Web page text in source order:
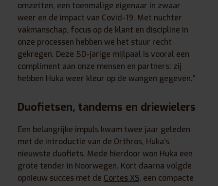
omzetten, een toenmalige eigenaar in zwaar
weer en de impact van Covid-19. Met nuchter
vakmanschap, focus op de klant en discipline in
onze processen hebben we het stuur recht
gekregen. Deze 50-jarige mijlpaal is vooral een
compliment aan onze mensen en partners: zij
hebben Huka weer kleur op de wangen gegeven.”
Duofietsen, tandems en driewielers
Een belangrijke impuls kwam twee jaar geleden
met de introductie van de Orthros, Huka’s
nieuwste duofiets. Mede hierdoor won Huka een
grote tender in Noorwegen. Kort daarna volgde
opnieuw succes met de Cortes XS, een compacte